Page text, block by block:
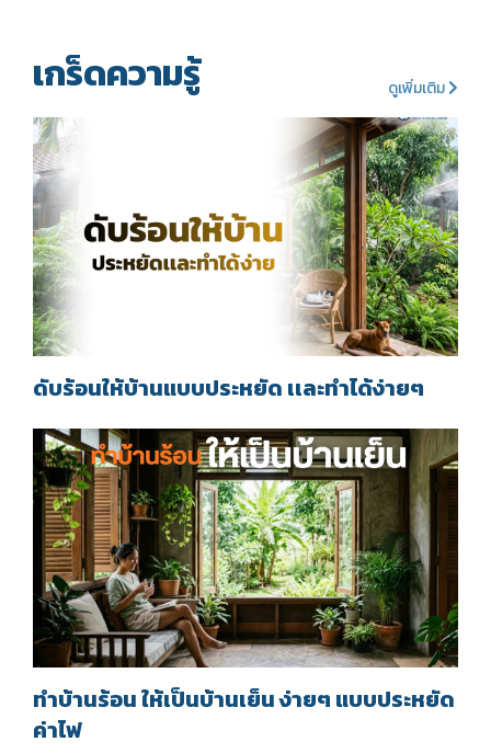
เกร็ดความรู้ ดูเพิ่มเติม
ดับร้อนให้บ้านแบบประหยัด เเละทำได้ง่ายๆ
ทำบ้านร้อน ให้เป็นบ้านเย็น ง่ายๆ แบบประหยัด
ค่าไฟ